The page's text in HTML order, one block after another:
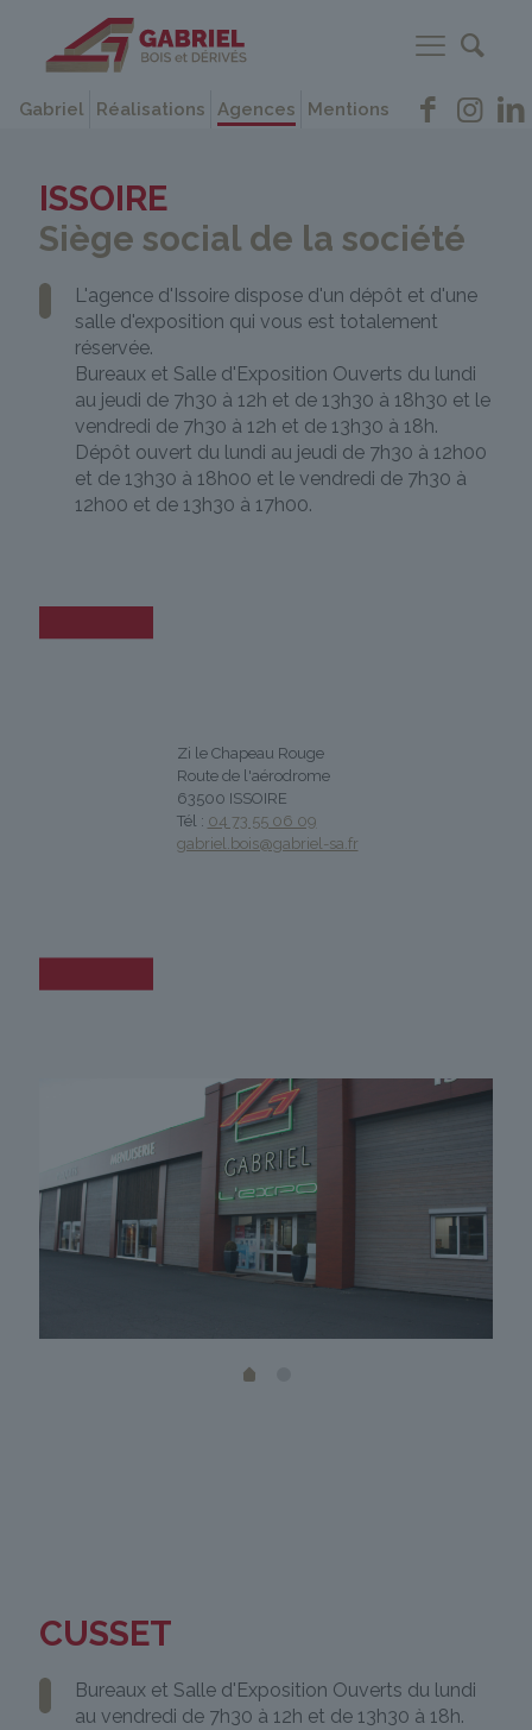
Gabriel Réalisations Agences Mentions
ISSOIRE
Siège social de la société
L'agence d'Issoire dispose d'un dépôt et d'une
salle d'exposition qui vous est totalement
réservée.
Bureaux et Salle d'Exposition Ouverts du lundi
au jeudi de 7h30 à 12h et de 13h30 à 18h30 et le
vendredi de 7h30 à 12h et de 13h30 à 18h.
Dépôt ouvert du lundi au jeudi de 7h30 à 12h00
et de 13h30 à 18h00 et le vendredi de 7h30 à
12h00 et de 13h30 à 17h00.
Zi le Chapeau Rouge
Route de l'aérodrome
63500 ISSOIRE
Tél : 04 73 55 06 09
gabriel.bois@gabriel-sa.fr
CUSSET
Bureaux et Salle d'Exposition Ouverts du lundi
au vendredi de 7h30 à 12h et de 13h30 à 18h.